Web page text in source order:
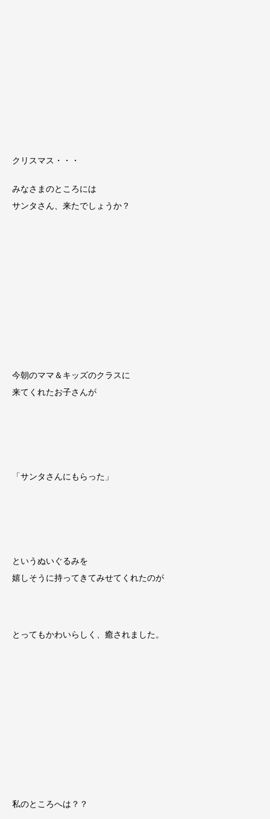
クリスマス・・・
みなさまのところには
サンタさん、来たでしょうか？
今朝のママ＆キッズのクラスに
来てくれたお子さんが
「サンタさんにもらった」
というぬいぐるみを
嬉しそうに持ってきてみせてくれたのが
とってもかわいらしく、癒されました。
私のところへは？？